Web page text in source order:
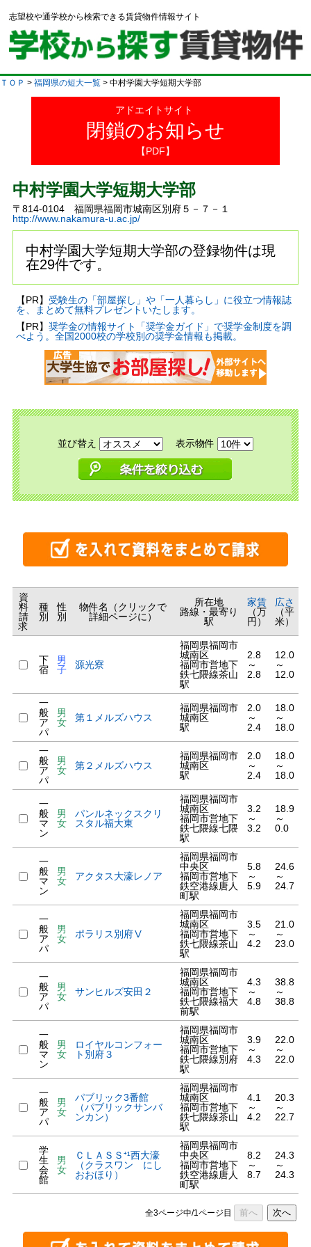
志望校や通学校から検索できる賃貸物件情報サイト
ＴＯＰ > 福岡県の短大一覧 > 中村学園大学短期大学部
アドエイトサイト
閉鎖のお知らせ
【PDF】
中村学園大学短期大学部
〒814-0104 福岡県福岡市城南区別府５－７－１
http://www.nakamura-u.ac.jp/
中村学園大学短期大学部の登録物件は現
在29件です。
【PR】 受験生の「部屋探し」や「一人暮らし」に役立つ情報誌
を、まとめて無料プレゼントいたします。
【PR】 奨学金の情報サイト「奨学金ガイド」で奨学金制度を調
べよう。全国2000校の学校別の奨学金情報も掲載。
並び替え 表示物件
資
料
請
求
種
別
性
別
物件名（クリックで
詳細ページに）
所在地
路線・最寄り
駅
家賃
（万
円）
広さ
（平
米）
下
宿
男
子
源光寮
福岡県福岡市
城南区
福岡市営地下
鉄七隈線茶山
駅
2.8
～
2.8
12.0
～
12.0
一
般
ア
パ
男
女
第１メルズハウス
福岡県福岡市
城南区
駅
2.0
～
2.4
18.0
～
18.0
一
般
ア
パ
男
女
第２メルズハウス
福岡県福岡市
城南区
駅
2.0
～
2.4
18.0
～
18.0
一
般
マ
ン
男
女
パンルネックスクリ
スタル福大東
福岡県福岡市
城南区
福岡市営地下
鉄七隈線七隈
駅
3.2
～
3.2
18.9
～
0.0
一
般
マ
ン
男
女
アクタス大濠レノア
福岡県福岡市
中央区
福岡市営地下
鉄空港線唐人
町駅
5.8
～
5.9
24.6
～
24.7
一
般
ア
パ
男
女
ポラリス別府Ⅴ
福岡県福岡市
城南区
福岡市営地下
鉄七隈線茶山
駅
3.5
～
4.2
21.0
～
23.0
一
般
ア
パ
男
女
サンヒルズ安田２
福岡県福岡市
城南区
福岡市営地下
鉄七隈線福大
前駅
4.3
～
4.8
38.8
～
38.8
一
般
マ
ン
男
女
ロイヤルコンフォー
ト別府３
福岡県福岡市
城南区
福岡市営地下
鉄七隈線別府
駅
3.9
～
4.3
22.0
～
22.0
一
般
ア
パ
男
女
パブリック3番館
（パブリックサンバ
ンカン）
福岡県福岡市
城南区
福岡市営地下
鉄七隈線茶山
駅
4.1
～
4.2
20.3
～
22.7
学
生
会
館
男
女
ＣＬＡＳＳ⁺¹西大濠
（クラスワン にし
おおほり）
福岡県福岡市
中央区
福岡市営地下
鉄空港線唐人
町駅
8.2
～
8.7
24.3
～
24.3
全3ページ中/1ページ目 前へ 次へ